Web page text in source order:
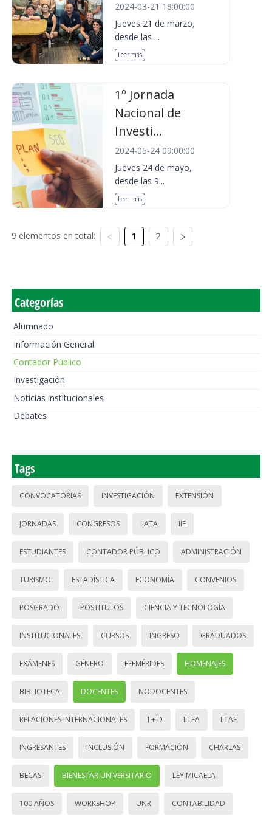
2024-03-21 18:00:00
Jueves 21 de marzo,
desde las ...
Leer más
1º Jornada
Nacional de
Investi...
2024-05-24 09:00:00
Jueves 24 de mayo,
desde las 9...
Leer más
9 elementos en total: 1 2
Categorías
Alumnado
Información General
Contador Público
Investigación
Noticias institucionales
Debates
Tags
CONVOCATORIAS INVESTIGACIÓN EXTENSIÓN
JORNADAS CONGRESOS IIATA IIE
ESTUDIANTES CONTADOR PÚBLICO ADMINISTRACIÓN
TURISMO ESTADÍSTICA ECONOMÍA CONVENIOS
POSGRADO POSTÍTULOS CIENCIA Y TECNOLOGÍA
INSTITUCIONALES CURSOS INGRESO GRADUADOS
EXÁMENES GÉNERO EFEMÉRIDES HOMENAJES
BIBLIOTECA DOCENTES NODOCENTES
RELACIONES INTERNACIONALES I + D IITEA IITAE
INGRESANTES INCLUSIÓN FORMACIÓN CHARLAS
BECAS BIENESTAR UNIVERSITARIO LEY MICAELA
100 AÑOS WORKSHOP UNR CONTABILIDAD